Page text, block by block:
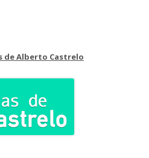
de Alberto Castrelo